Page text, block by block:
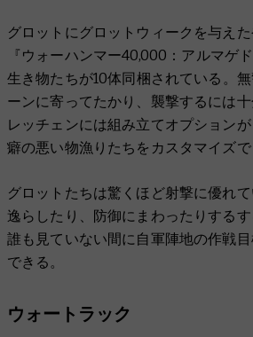
グロットにグロットウィークを与え
『ウォーハンマー40,000：アルマゲ
生き物たちが10体同梱されている。
ーンに寄ってたかり、襲撃するには
レッチェンには組み立てオプション
癖の悪い物漁りたちをカスタマイズで
グロットたちは驚くほど射撃に優れ
逸らしたり、防御にまわったりするす
誰も見ていない間に自軍陣地の作戦
できる。
ウォートラック